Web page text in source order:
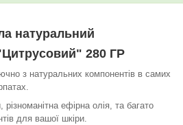
натуральний
280 ГР
з натуральних компонентів в самих
ефірна олія, та багато
для вашої шкіри.